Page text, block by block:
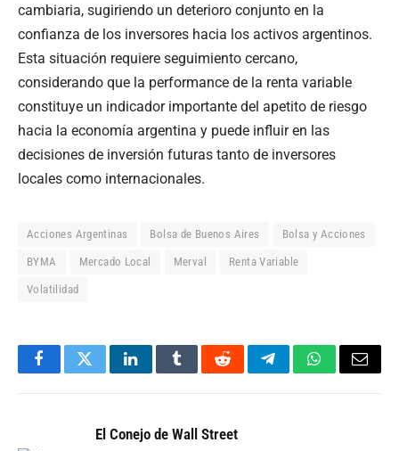
cambiaria, sugiriendo un deterioro conjunto en la
confianza de los inversores hacia los activos argentinos.
Esta situación requiere seguimiento cercano,
considerando que la performance de la renta variable
constituye un indicador importante del apetito de riesgo
hacia la economía argentina y puede influir en las
decisiones de inversión futuras tanto de inversores
locales como internacionales.
Acciones Argentinas Bolsa de Buenos Aires Bolsa y Acciones
BYMA Mercado Local Merval Renta Variable
Volatilidad
FacebookTwitterLinkedInTumblrRedditTelegramWhatsApp
Email
El Conejo de Wall Street